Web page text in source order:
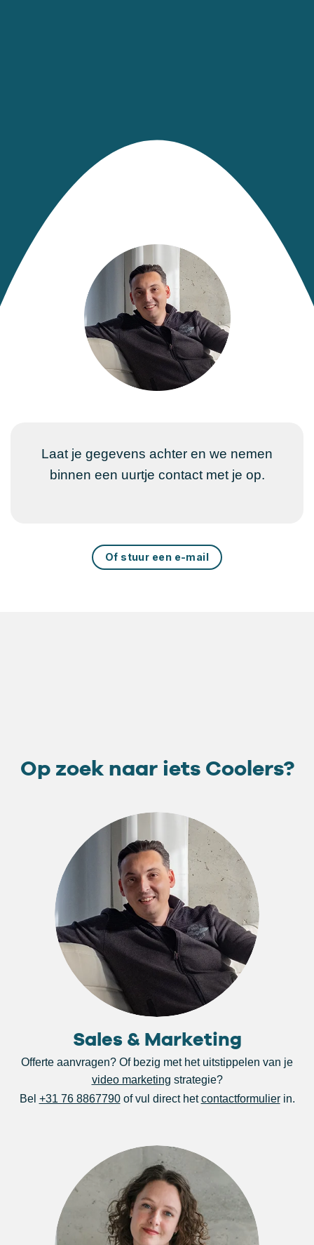
Laat je gegevens achter en we nemen
binnen een uurtje contact met je op.
Of stuur een e-mail
Op zoek naar iets Coolers?
Sales & Marketing
Offerte aanvragen? Of bezig met het uitstippelen van je
video marketing strategie?
Bel +31 76 8867790of vul direct hetcontactformulierin.